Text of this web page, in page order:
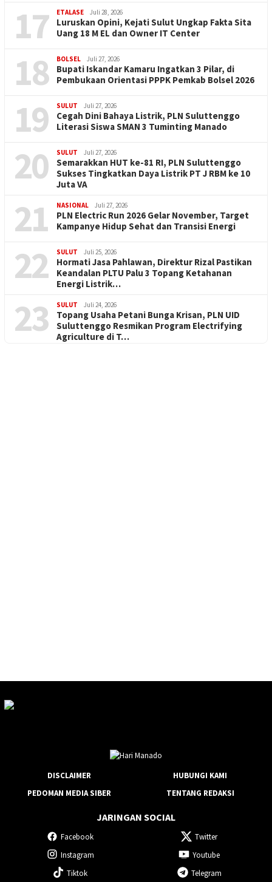
17 ETALASE Juli 28, 2026
Luruskan Opini, Kejati Sulut Ungkap Fakta Sita
Uang 18 M EL dan Owner IT Center
18 BOLSEL Juli 27, 2026
Bupati Iskandar Kamaru Ingatkan 3 Pilar, di
Pembukaan Orientasi PPPK Pemkab Bolsel 2026
19 SULUT Juli 27, 2026
Cegah Dini Bahaya Listrik, PLN Suluttenggo
Literasi Siswa SMAN 3 Tuminting Manado
20 SULUT Juli 27, 2026
Semarakkan HUT ke-81 RI, PLN Suluttenggo
Sukses Tingkatkan Daya Listrik PT J RBM ke 10
Juta VA
21 NASIONAL Juli 27, 2026
PLN Electric Run 2026 Gelar November, Target
Kampanye Hidup Sehat dan Transisi Energi
22 SULUT Juli 25, 2026
Hormati Jasa Pahlawan, Direktur Rizal Pastikan
Keandalan PLTU Palu 3 Topang Ketahanan
Energi Listrik…
23 SULUT Juli 24, 2026
Topang Usaha Petani Bunga Krisan, PLN UID
Suluttenggo Resmikan Program Electrifying
Agriculture di T…
DISCLAIMER
HUBUNGI KAMI
PEDOMAN MEDIA SIBER
TENTANG REDAKSI
JARINGAN SOCIAL
Facebook
Twitter
Instagram
Youtube
Tiktok
Telegram